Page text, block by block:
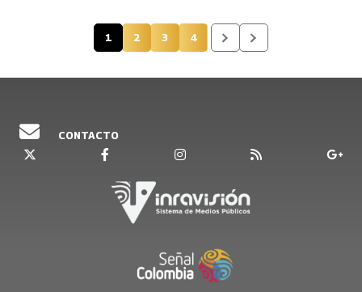
Página actual
1 Página
2 Página
3 Página
4
CONTACTO